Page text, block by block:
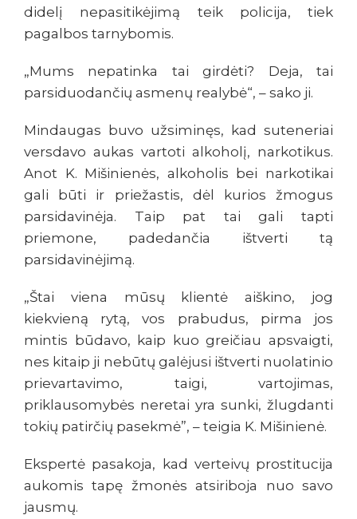
didelį nepasitikėjimą teik policija, tiek
pagalbos tarnybomis.
„Mums nepatinka tai girdėti? Deja, tai
parsiduodančių asmenų realybė“, – sako ji.
Mindaugas buvo užsiminęs, kad suteneriai
versdavo aukas vartoti alkoholį, narkotikus.
Anot K. Mišinienės, alkoholis bei narkotikai
gali būti ir priežastis, dėl kurios žmogus
parsidavinėja. Taip pat tai gali tapti
priemone, padedančia ištverti tą
parsidavinėjimą.
„Štai viena mūsų klientė aiškino, jog
kiekvieną rytą, vos prabudus, pirma jos
mintis būdavo, kaip kuo greičiau apsvaigti,
nes kitaip ji nebūtų galėjusi ištverti nuolatinio
prievartavimo, taigi, vartojimas,
priklausomybės neretai yra sunki, žlugdanti
tokių patirčių pasekmė”, – teigia K. Mišinienė.
Ekspertė pasakoja, kad verteivų prostitucija
aukomis tapę žmonės atsiriboja nuo savo
jausmų.